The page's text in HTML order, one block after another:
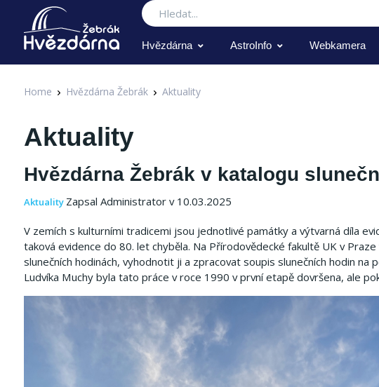
Hledat
Hvězdárna AstroInfo Webkamera
Home Hvězdárna Žebrák Aktuality
Aktuality
Hvězdárna Žebrák v katalogu
Aktuality Zapsal Administrator v 10.03.2025
V zemích s kulturními tradicemi jsou jednotlivé památky a výtvarná díla
taková evidence do 80. let chyběla. Na Přírodovědecké fakultě UK v
slunečních hodinách, vyhodnotit ji a zpracovat soupis slunečních hodin
Ludvíka Muchy byla tato práce v roce 1990 v první etapě dovršena, ale